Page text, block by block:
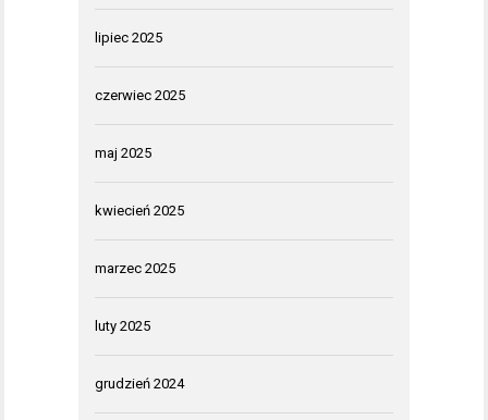
lipiec 2025
czerwiec 2025
maj 2025
kwiecień 2025
marzec 2025
luty 2025
grudzień 2024